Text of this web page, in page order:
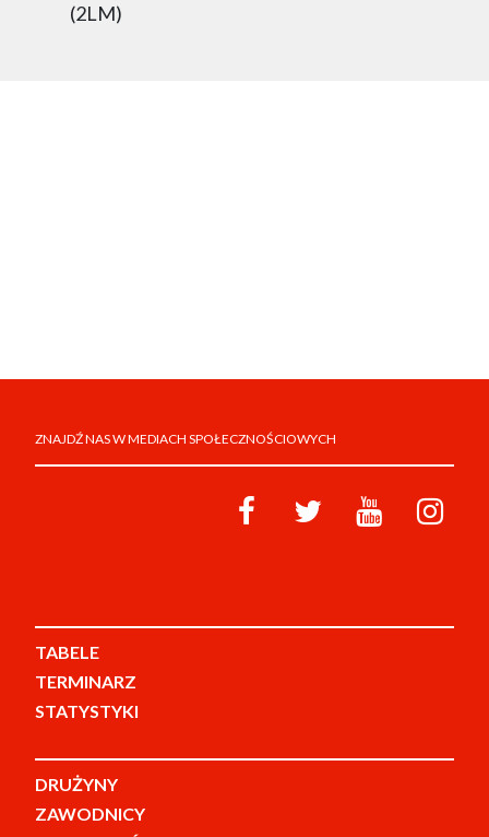
(2LM)
ZNAJDŹ NAS W MEDIACH SPOŁECZNOŚCIOWYCH
TABELE
TERMINARZ
STATYSTYKI
DRUŻYNY
ZAWODNICY